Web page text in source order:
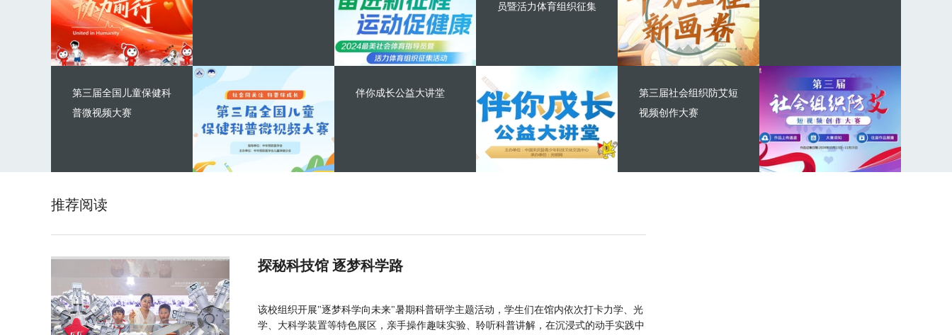
第三届全国儿童保健科
普微视频大赛
员暨活力体育组织征集
伴你成长公益大讲堂
第三届社会组织防艾短
视频创作大赛
推荐阅读
探秘科技馆 逐梦科学路
该校组织开展"逐梦科学向未来"暑期科普研学主题活动，学生们在馆内依次打卡力学、光
学、大科学装置等特色展区，亲手操作趣味实验、聆听科普讲解，在沉浸式的动手实践中